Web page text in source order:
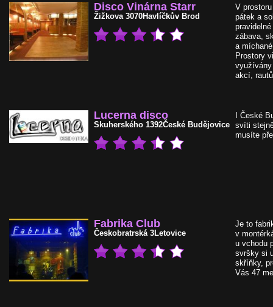
Disco Vinárna Starr
Žižkova 3070Havlíčkův Brod
V
pátek a
zábava,
a
Prostory
využívány
akcí,
Lucerna disco
Skuherského 1392České Budějovice
I České
svíti
musíte
Fabrika Club
Českobratrská 3Letovice
Je to
v
u vchodu
svršky si
skříňky,
Vás 47